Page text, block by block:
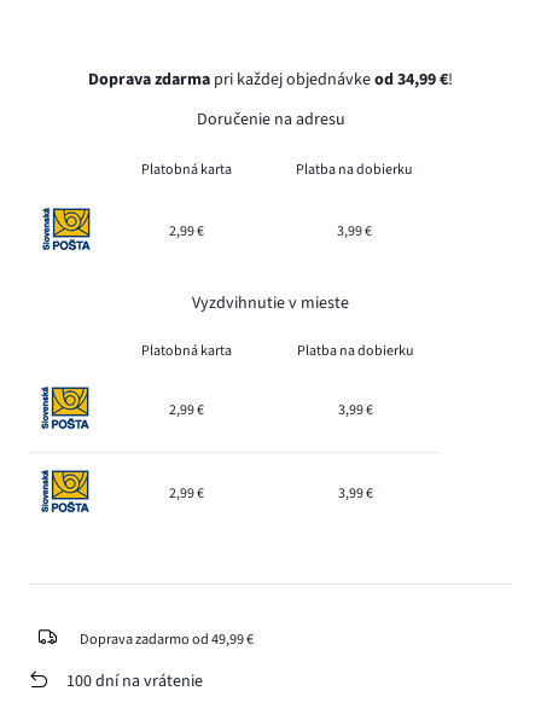
Doprava zdarma pri každej objednávkeod 34,99 €!
Doručenie na adresu
Platobná karta Platba na dobierku
2,99 € 3,99 €
Vyzdvihnutie v mieste
Platobná karta Platba na dobierku
2,99 € 3,99 €
2,99 € 3,99 €
Doprava zadarmo od 49,99 €
100 dní na vrátenie